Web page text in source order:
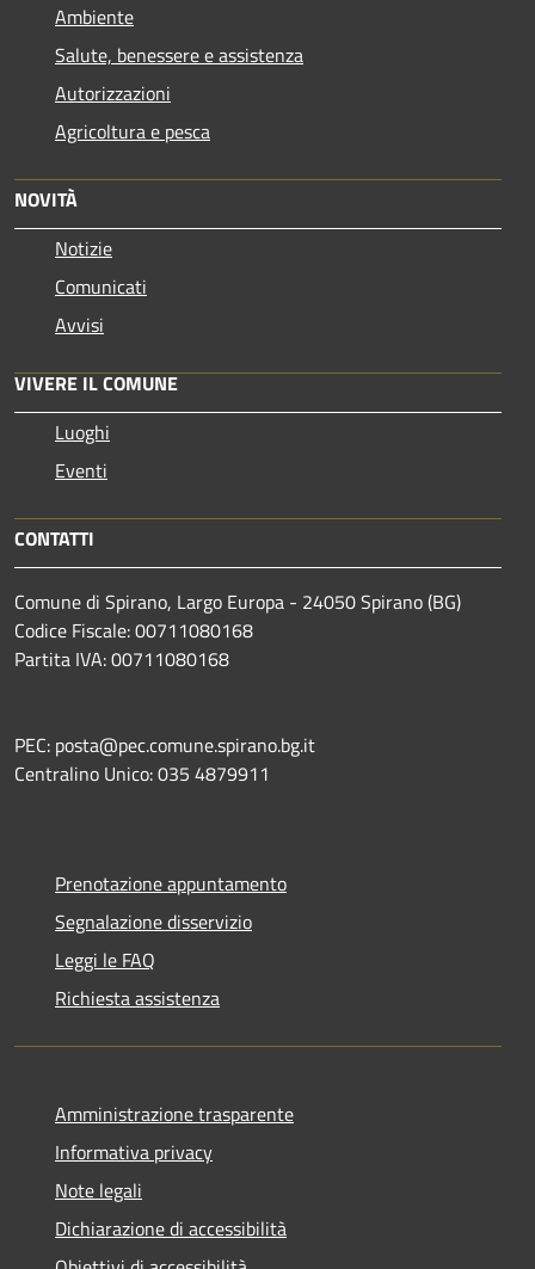
Ambiente
Salute, benessere e assistenza
Autorizzazioni
Agricoltura e pesca
NOVITÀ
Notizie
Comunicati
Avvisi
VIVERE IL COMUNE
Luoghi
Eventi
CONTATTI
Comune di Spirano, Largo Europa - 24050 Spirano (BG)
Codice Fiscale: 00711080168
Partita IVA: 00711080168
PEC: posta@pec.comune.spirano.bg.it
Centralino Unico: 035 4879911
Prenotazione appuntamento
Segnalazione disservizio
Leggi le FAQ
Richiesta assistenza
Amministrazione trasparente
Informativa privacy
Note legali
Dichiarazione di accessibilità